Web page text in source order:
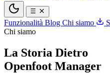
Funzionalità Blog Chi siamo
Chi siamo
La Storia Dietro
Openfoot Manager